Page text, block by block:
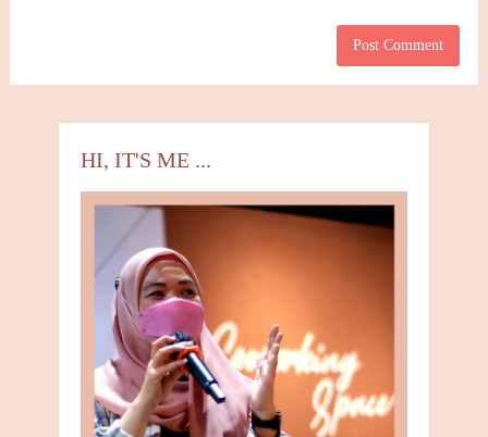
HI, IT'S ME ...